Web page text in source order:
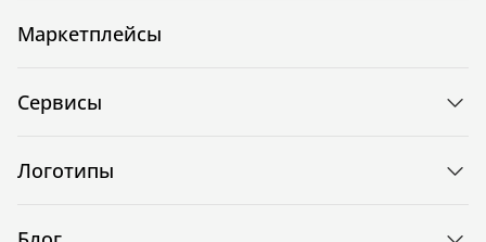
Маркетплейсы
Сервисы
Логотипы